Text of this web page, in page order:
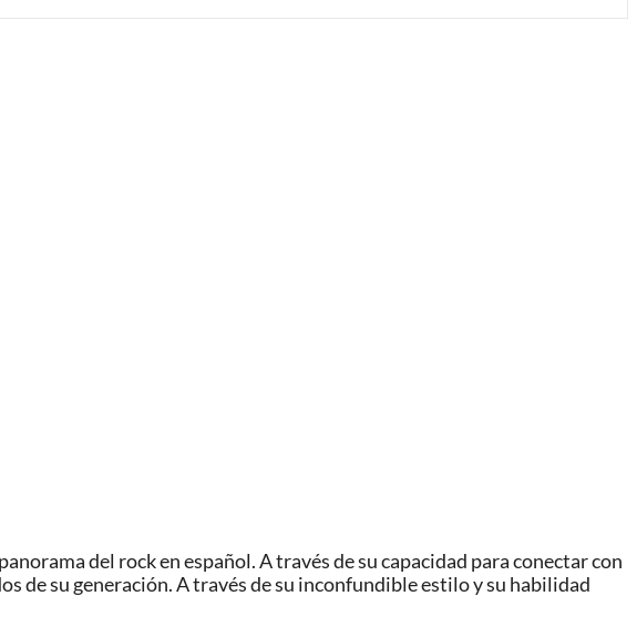
del rock en español. A través de su capacidad para conectar con
de su generación. A través de su inconfundible estilo y su habilidad